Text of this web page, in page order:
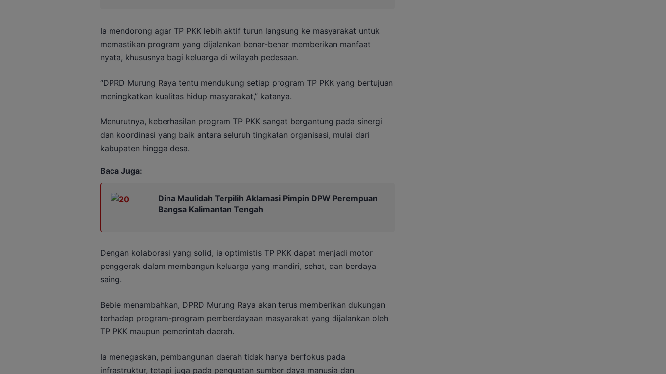
Ia mendorong agar TP PKK lebih aktif turun langsung ke masyarakat untuk
memastikan program yang dijalankan benar-benar memberikan manfaat
nyata, khususnya bagi keluarga di wilayah pedesaan.
“DPRD Murung Raya tentu mendukung setiap program TP PKK yang bertujuan
meningkatkan kualitas hidup masyarakat,” katanya.
Menurutnya, keberhasilan program TP PKK sangat bergantung pada sinergi
dan koordinasi yang baik antara seluruh tingkatan organisasi, mulai dari
kabupaten hingga desa.
Baca Juga:
Dina Maulidah Terpilih Aklamasi Pimpin DPW Perempuan
Bangsa Kalimantan Tengah
Dengan kolaborasi yang solid, ia optimistis TP PKK dapat menjadi motor
penggerak dalam membangun keluarga yang mandiri, sehat, dan berdaya
saing.
Bebie menambahkan, DPRD Murung Raya akan terus memberikan dukungan
terhadap program-program pemberdayaan masyarakat yang dijalankan oleh
TP PKK maupun pemerintah daerah.
Ia menegaskan, pembangunan daerah tidak hanya berfokus pada
infrastruktur, tetapi juga pada penguatan sumber daya manusia dan